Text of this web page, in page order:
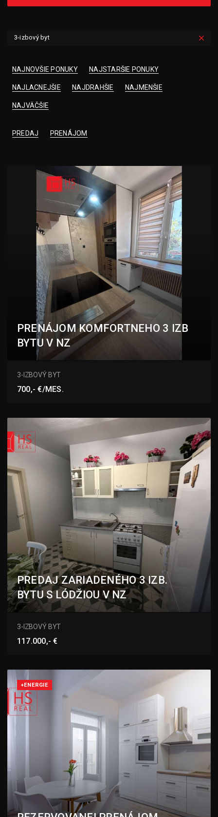
3-izbový byt
NAJNOVŠIE PONUKY NAJSTARŠIE PONUKY
NAJLACNEJŠIE NAJDRAHŠIE NAJMENŠIE
NAJVÄČŠIE
PREDAJ PRENÁJOM
PRENÁJOM KOMFORTNEHO 3 IZB
BYTU V NZ
Novomestská, Nové Zámky
3-IZBOVÝ BYT
700,- €/MES.
PREDAJ ZARIADENÉHO 3 IZB.
BYTU S LÓDŽIOU V NZ
S. H. Vajasnkého, Nové Zámky
3-IZBOVÝ BYT
117.000,- €
+ENERGIE